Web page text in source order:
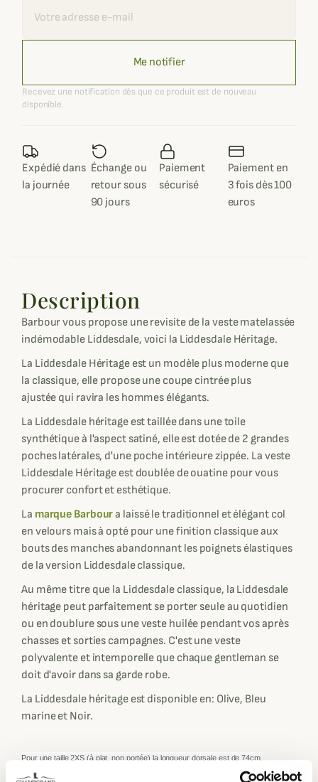
Me notifier
Recevez une notification dès que ce produit est de nouveau
disponible.
Expédié dans
la journée
Échange ou
retour sous
90 jours
Paiement
sécurisé
Paiement en
3 fois dès 100
euros
Description
Barbour vous propose une revisite de la veste matelassée
indémodable Liddesdale, voici la Liddesdale Héritage.
La Liddesdale Héritage est un modèle plus moderne que
la classique, elle propose une coupe cintrée plus
ajustée qui ravira les hommes élégants.
La Liddesdale héritage est taillée dans une toile
synthétique à l'aspect satiné, elle est dotée de 2 grandes
poches latérales, d'une poche intérieure zippée. La veste
Liddesdale Héritage est doublée de ouatine pour vous
procurer confort et esthétique.
La marque Barboura laissé le traditionnel et élégant col
en velours mais à opté pour une finition classique aux
bouts des manches abandonnant les poignets élastiques
de la version Liddesdale classique.
Au même titre que la Liddesdale classique, la Liddesdale
héritage peut parfaitement se porter seule au quotidien
ou en doublure sous une veste huilée pendant vos après
chasses et sorties campagnes. C'est une veste
polyvalente et intemporelle que chaque gentleman se
doit d'avoir dans sa garde robe.
La Liddesdale héritage est disponible en: Olive, Bleu
marine et Noir.
Pour une taille 2XS(à plat, non portée) la longueur dorsale est de 74cm.
Pour une taille XS
75cm, la largeur